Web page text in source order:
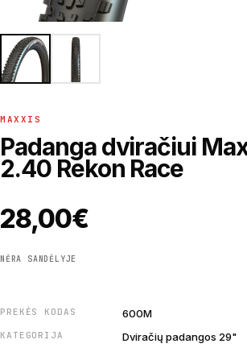
MAXXIS
Padanga dviračiui
2.40 Rekon Race
28,00€
NĖRA SANDĖLYJE
PREKĖS KODAS 600M
KATEGORIJA Dviračių padangos 29"